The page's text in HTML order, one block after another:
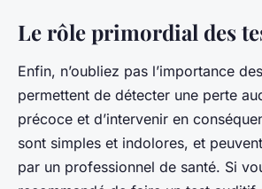
Le rôle primordial des
Enfin, n’oubliez pas l’importance
permettent de détecter une perte
précoce et d’intervenir en
sont simples et indolores, et
par un professionnel de santé. Si